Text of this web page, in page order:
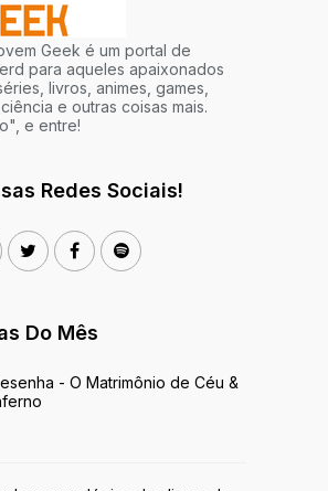
Geek é um portal de
para aqueles apaixonados
livros, animes, games,
e outras coisas mais.
e entre!
Redes Sociais!
Do Mês
- O Matrimônio de Céu &